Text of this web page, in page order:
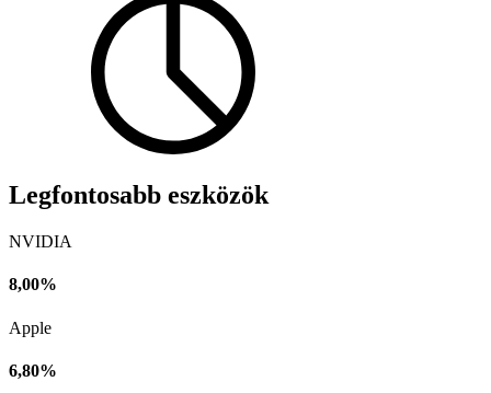
Legfontosabb eszközök
NVIDIA
8,00%
Apple
6,80%